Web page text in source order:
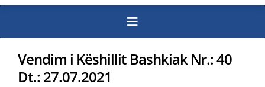
Vendim i Këshillit Bashkiak Nr.: 40
Dt.: 27.07.2021